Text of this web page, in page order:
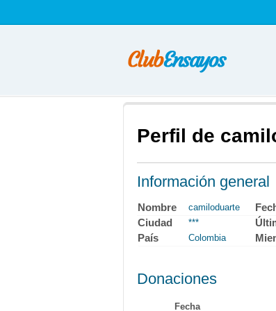
Perfil de
Información general
Nombre camiloduarte
Ciudad ***
País Colombia
Donaciones
Fecha